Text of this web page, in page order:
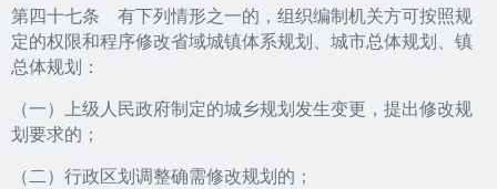
第四十七条 有下列情形之一的，组织编制机关方可按照规
定的权限和程序修改省域城镇体系规划、城市总体规划、镇
总体规划：
（一）上级人民政府制定的城乡规划发生变更，提出修改规
划要求的；
（二）行政区划调整确需修改规划的；